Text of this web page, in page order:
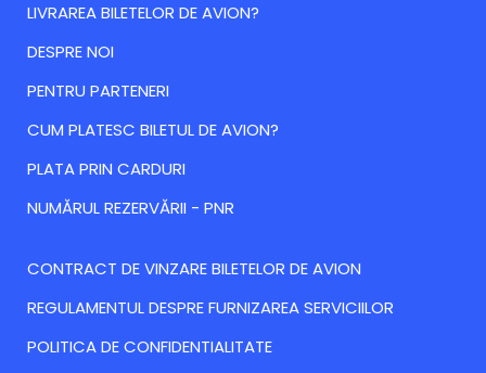
LIVRAREA BILETELOR DE AVION?
DESPRE NOI
PENTRU PARTENERI
CUM PLATESC BILETUL DE AVION?
PLATA PRIN CARDURI
NUMĂRUL REZERVĂRII - PNR
CONTRACT DE VINZARE BILETELOR DE AVION
REGULAMENTUL DESPRE FURNIZAREA SERVICIILOR
POLITICA DE CONFIDENTIALITATE